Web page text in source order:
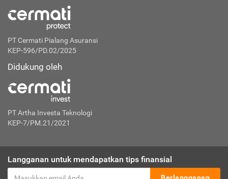
PT Cermati Pialang Asuransi
KEP-596/PD.02/2025
Didukung oleh
PT Artha Investa Teknologi
KEP-7/PM.21/2021
Langganan untuk mendapatkan tips finansial